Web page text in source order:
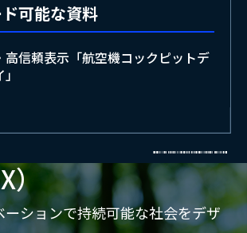
可能な資料
高信頼表示「航空機コックピットデ
）
ーションで持続可能な社会をデザ